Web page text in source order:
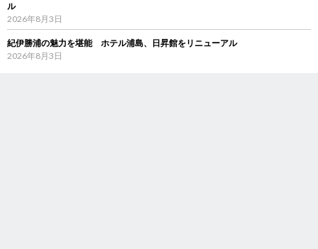
ル
2026年8月3日
紀伊勝浦の魅力を堪能 ホテル浦島、日昇館をリニューアル
2026年8月3日